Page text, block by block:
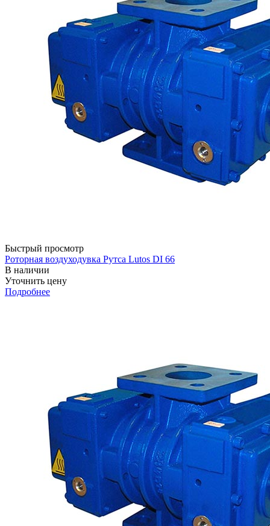
Быстрый просмотр
Роторная воздуходувка Рутса Lutos DI 66
В наличии
Уточнить цену
Подробнее